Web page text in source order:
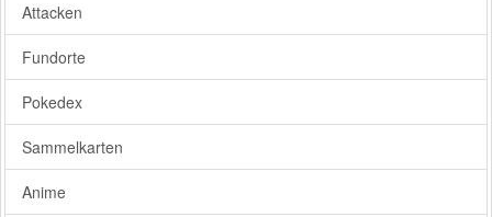
Attacken
Fundorte
Pokedex
Sammelkarten
Anime